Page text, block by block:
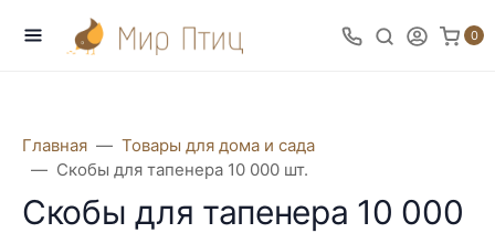
0
Главная
Товары для дома и сада
Скобы для тапенера 10 000 шт.
Скобы для тапенера 10 000